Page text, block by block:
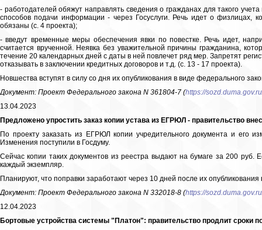
- работодателей обяжут направлять сведения о гражданах для такого
способов подачи информации - через Госуслуги. Речь идет о физлицах,
обязаны (с. 4 проекта);
- введут временные меры обеспечения явки по повестке. Речь идет,
считается врученной. Неявка без уважительной причины гражданина,
течение 20 календарных дней с даты в ней повлечет ряд мер. Запретят
отказывать в заключении кредитных договоров и т.д. (с. 13 - 17 проекта).
Новшества вступят в силу со дня их опубликования в виде федерального
Документ: Проект Федерального закона N 361804-7 (https://
13.04.2023
Предложено упростить заказ копии устава из ЕГРЮЛ - правительство
По проекту заказать из ЕГРЮЛ копии учредительного документа и его
Изменения поступили в Госдуму.
Сейчас копии таких документов из реестра выдают на бумаге за 200
каждый экземпляр.
Планируют, что поправки заработают через 10 дней после их
Документ: Проект Федерального закона N 332018-8 (https://
12.04.2023
Бортовые устройства системы "Платон": правительство продлит сроки